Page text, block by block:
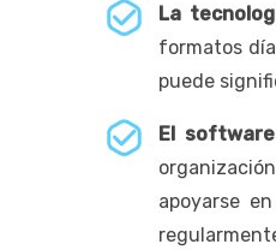
La
formatos
puede
El
apoyarse